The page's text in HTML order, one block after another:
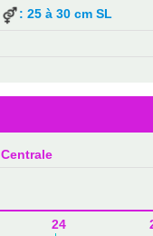
: 25 à 30 cm SL
Centrale
24